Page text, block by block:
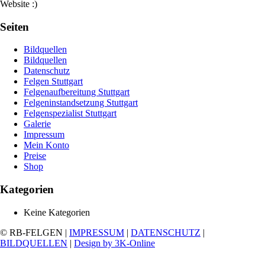
Website :)
Seiten
Bildquellen
Bildquellen
Datenschutz
Felgen Stuttgart
Felgenaufbereitung Stuttgart
Felgeninstandsetzung Stuttgart
Felgenspezialist Stuttgart
Galerie
Impressum
Mein Konto
Preise
Shop
Kategorien
Keine Kategorien
© RB-FELGEN | IMPRESSUM | DATENSCHUTZ |
BILDQUELLEN | Design by 3K-Online